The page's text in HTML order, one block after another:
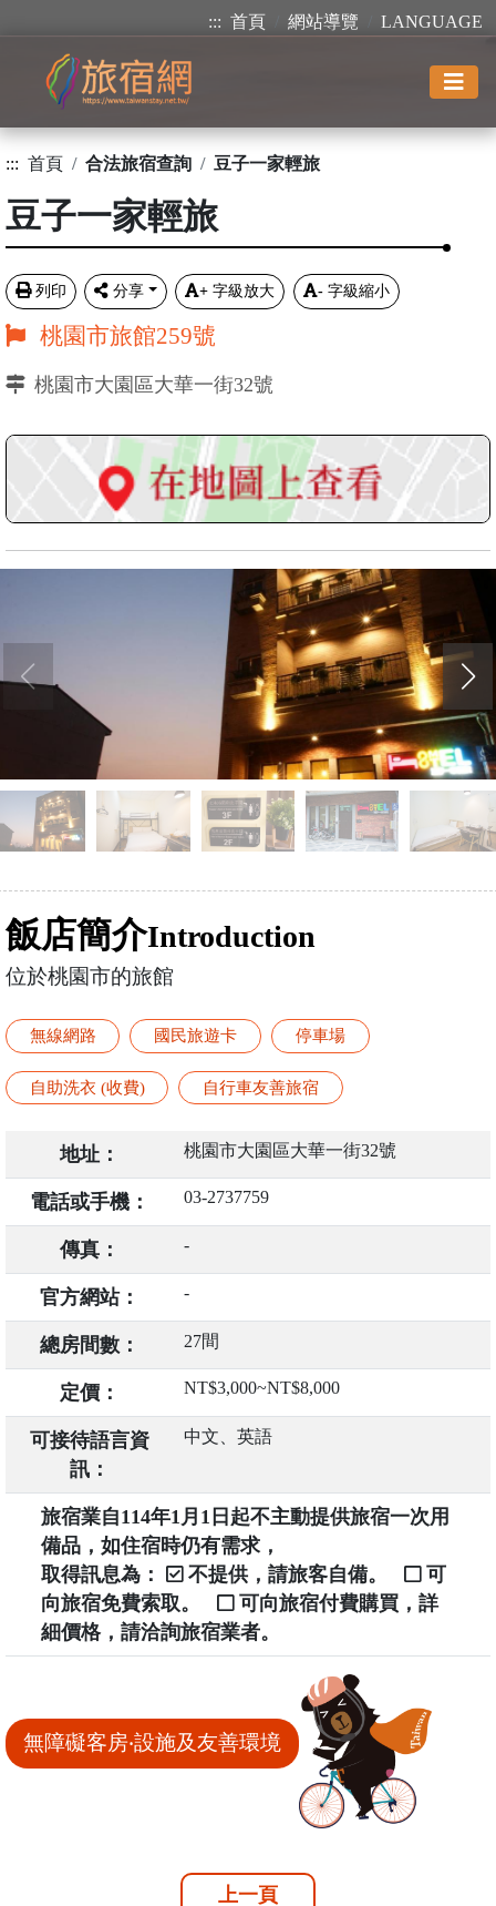
::: 首頁 網站導覽 LANGUAGE
::: 首頁 合法旅宿查詢 豆子一家輕旅
豆子一家輕旅
列印 分享 + 字級放大 - 字級縮小
桃園市旅館259號
桃園市大園區大華一街32號
飯店簡介Introduction
位於桃園市的旅館
無線網路 國民旅遊卡 停車場
自助洗衣 (收費) 自行車友善旅宿
地址： 桃園市大園區大華一街32號
電話或手機： 03-2737759
傳真： -
官方網站： -
總房間數： 27間
定價： NT$3,000~NT$8,000
可接待語言資
訊：
中文、英語
旅宿業自114年1月1日起不主動提供旅宿一次用
備品，如住宿時仍有需求，
取得訊息為：
不提供，請旅客自備。
可
向旅宿免費索取。
可向旅宿付費購買，詳
細價格，請洽詢旅宿業者。
無障礙客房‧設施及友善環境
上一頁